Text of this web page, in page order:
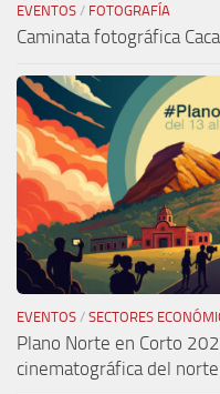
EVENTOS / FOTOGRAFÍA
Caminata fotográfica
EVENTOS / SECTORES
Plano Norte en Corto
cinematográfica del norte